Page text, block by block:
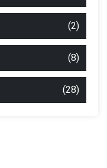
(2)
(8)
(28)